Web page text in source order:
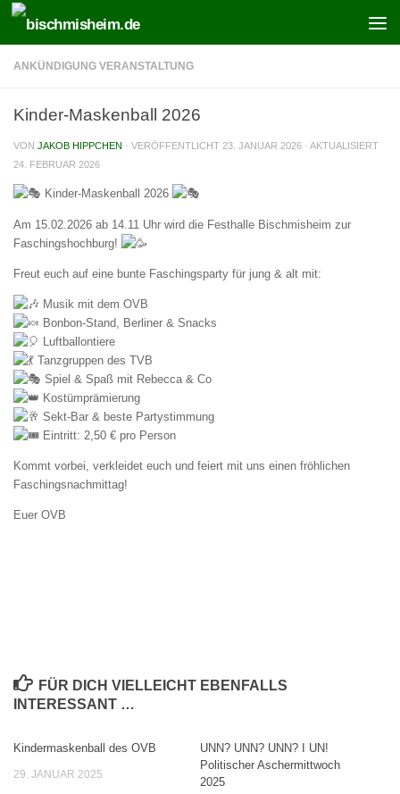
Zum Inhalt springen
ANKÜNDIGUNG VERANSTALTUNG
Kinder-Maskenball 2026
VON JAKOB HIPPCHEN · VERÖFFENTLICHT 23. JANUAR 2026 · AKTUALISIERT
24. FEBRUAR 2026
Kinder-Maskenball 2026
Am 15.02.2026 ab 14.11 Uhr wird die Festhalle Bischmisheim zur
Faschingshochburg!
Freut euch auf eine bunte Faschingsparty für jung & alt mit:
Musik mit dem OVB
Bonbon-Stand, Berliner & Snacks
Luftballontiere
Tanzgruppen des TVB
Spiel & Spaß mit Rebecca & Co
Kostümprämierung
Sekt-Bar & beste Partystimmung
Eintritt: 2,50 € pro Person
Kommt vorbei, verkleidet euch und feiert mit uns einen fröhlichen
Faschingsnachmittag!
Euer OVB
FÜR DICH VIELLEICHT EBENFALLS
INTERESSANT …
Kindermaskenball des OVB
29. JANUAR 2025
UNN? UNN? UNN? I UN!
Politischer Aschermittwoch
2025